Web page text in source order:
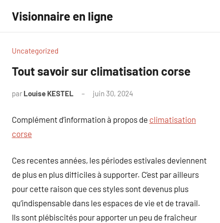
contenu
Visionnaire en ligne
Uncategorized
Tout savoir sur climatisation corse
par Louise KESTEL juin 30, 2024
Complément d’information à propos de climatisation
corse
Ces recentes années, les périodes estivales deviennent
de plus en plus difficiles à supporter. C’est par ailleurs
pour cette raison que ces styles sont devenus plus
qu’indispensable dans les espaces de vie et de travail.
Ils sont plébiscités pour apporter un peu de fraîcheur